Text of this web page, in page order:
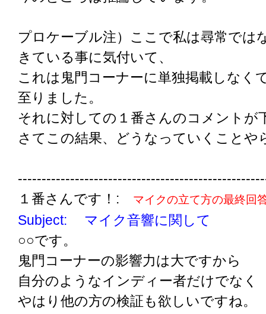
プロケーブル注）ここで私は尋常では
きている事に気付いて、
これは鬼門コーナーに単独掲載しなく
至りました。
それに対しての１番さんのコメントが
さてこの結果、どうなっていくことや
１番さんです！:
マイクの立て方の最終
Subject: マイク音響に関して
○○です。
鬼門コーナーの影響力は大ですから
自分のようなインディー者だけでなく
やはり他の方の検証も欲しいですね。